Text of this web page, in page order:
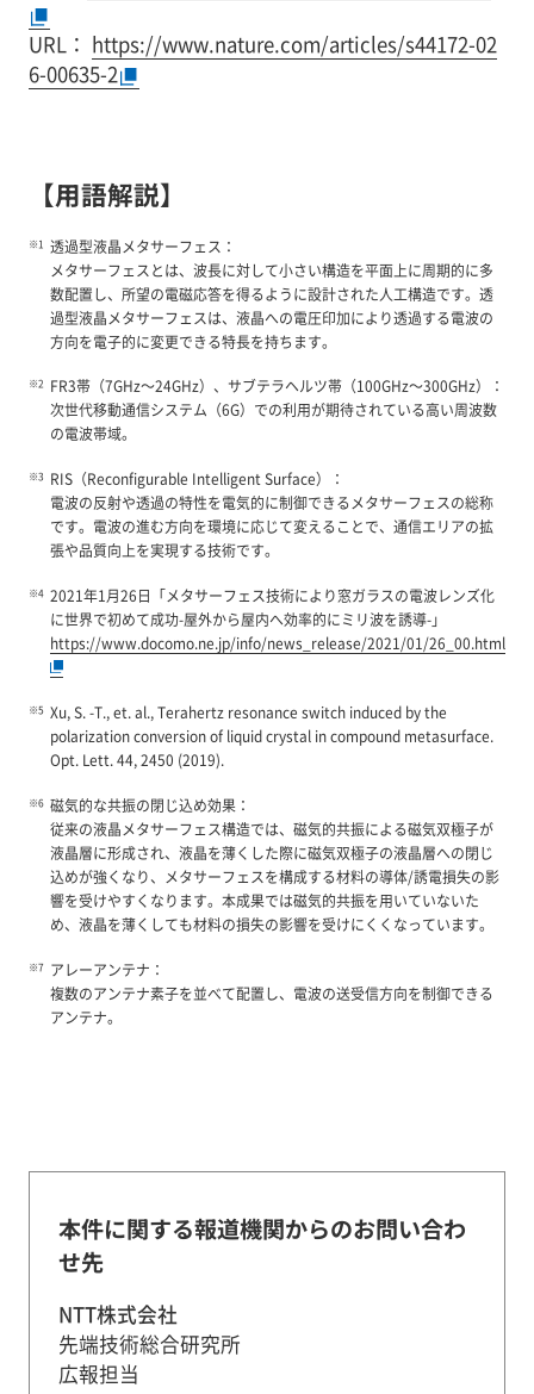
URL： https://www.nature.com/articles/s44172-02
6-00635-2
【用語解説】
透過型液晶メタサーフェス：
メタサーフェスとは、波長に対して小さい構造を平面上に周期的に多
数配置し、所望の電磁応答を得るように設計された人工構造です。透
過型液晶メタサーフェスは、液晶への電圧印加により透過する電波の
方向を電子的に変更できる特長を持ちます。
FR3帯（7GHz～24GHz）、サブテラヘルツ帯（100GHz～300GHz）：
次世代移動通信システム（6G）での利用が期待されている高い周波数
の電波帯域。
RIS（Reconfigurable Intelligent Surface）：
電波の反射や透過の特性を電気的に制御できるメタサーフェスの総称
です。電波の進む方向を環境に応じて変えることで、通信エリアの拡
張や品質向上を実現する技術です。
2021年1月26日「メタサーフェス技術により窓ガラスの電波レンズ化
に世界で初めて成功-屋外から屋内へ効率的にミリ波を誘導-」
https://www.docomo.ne.jp/info/news_release/2021/01/26_00.html
Xu, S. -T., et. al., Terahertz resonance switch induced by the
polarization conversion of liquid crystal in compound metasurface.
Opt. Lett. 44, 2450 (2019).
磁気的な共振の閉じ込め効果：
従来の液晶メタサーフェス構造では、磁気的共振による磁気双極子が
液晶層に形成され、液晶を薄くした際に磁気双極子の液晶層への閉じ
込めが強くなり、メタサーフェスを構成する材料の導体/誘電損失の影
響を受けやすくなります。本成果では磁気的共振を用いていないた
め、液晶を薄くしても材料の損失の影響を受けにくくなっています。
アレーアンテナ：
複数のアンテナ素子を並べて配置し、電波の送受信方向を制御できる
アンテナ。
本件に関する報道機関からのお問い合わ
せ先
NTT株式会社
先端技術総合研究所
広報担当